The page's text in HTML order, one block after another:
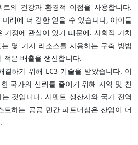
의 건강과 환경적 이점을 사용합니다.
래에 더 강한 얻을 수 있습니다, 아이들
가정에 관심이 있기 때문에. 사회적 가치
몇 가지 리소스를 사용하는 구축 방법
적은 배출을 생산합니다.
하기 위해 LC3 기술을 받았습니다. 이
국가의 신뢰를 줄이기 위해 지역 및 친
것입니다. 시멘트 생산자와 국가 전역
트하는 공공 민간 파트너십은 산업이 더